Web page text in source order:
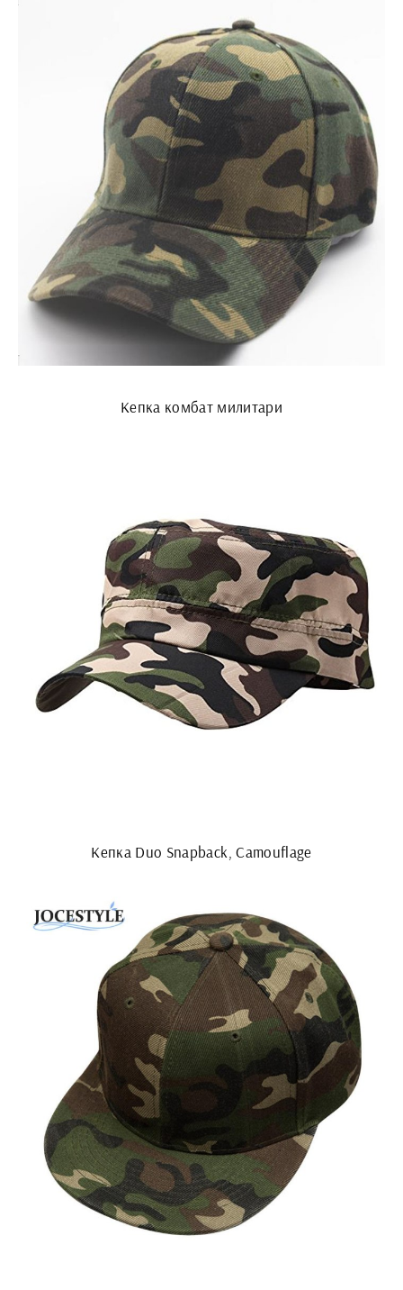
Кепка комбат милитари
Кепка Duo Snapback, Camouflage